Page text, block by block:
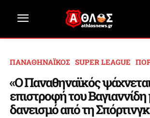
ΠΑΝΑΘΗΝΑΪΚΟΣ SUPER LEAGUE
«Ο Παναθηναϊκός
επιστροφή του Βαγιαννίδη
δανεισμό από τη